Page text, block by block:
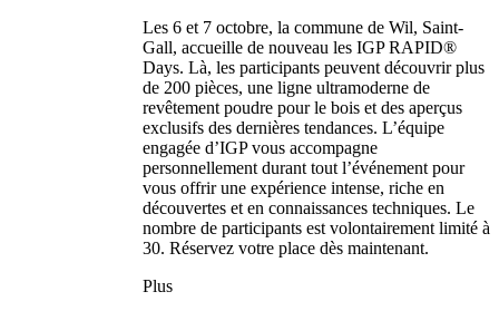
Les 6 et 7 octobre, la commune de Wil, Saint-
Gall, accueille de nouveau les IGP RAPID®
Days. Là, les participants peuvent découvrir plus
de 200 pièces, une ligne ultramoderne de
revêtement poudre pour le bois et des aperçus
exclusifs des dernières tendances. L’équipe
engagée d’IGP vous accompagne
personnellement durant tout l’événement pour
vous offrir une expérience intense, riche en
découvertes et en connaissances techniques. Le
nombre de participants est volontairement limité à
30. Réservez votre place dès maintenant.
Plus